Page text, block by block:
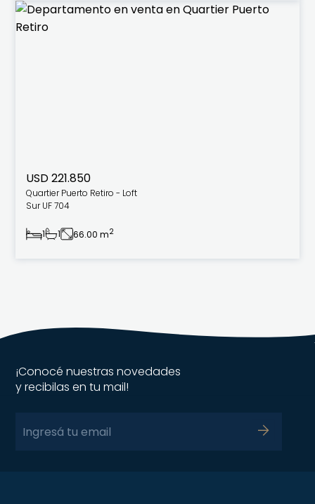
USD 221.850
Quartier Puerto Retiro - Loft
Sur UF 704
1 1 66.00 m2
¡Conocé nuestras novedades
y recibilas en tu mail!